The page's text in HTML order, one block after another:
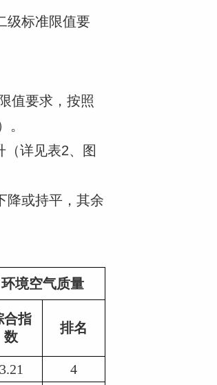
级标准限值要
值要求，按照
。
详见表2、图
降或持平，其余
环境空气质量
合指
数
排名
3.21
4